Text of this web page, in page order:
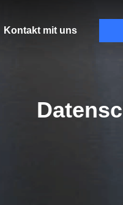
Kontakt mit uns